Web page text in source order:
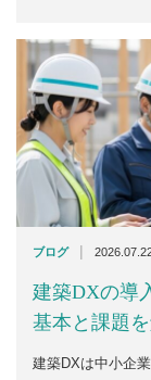
ブログ |
建築DXの導
基本と課題
建築DXは中小企